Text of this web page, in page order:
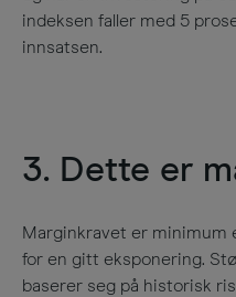
indeksen faller med 5
innsatsen.​
3. Dette er
Marginkravet er minimum
for en gitt eksponering.
baserer seg på historisk